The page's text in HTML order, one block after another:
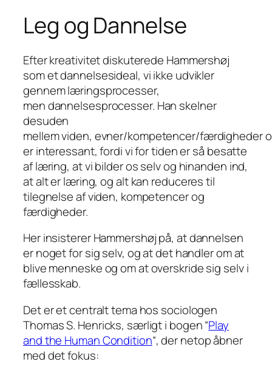
Leg og Dannelse
Efter kreativitet diskuterede Hammershøj
som et dannelsesideal, vi ikke udvikler
gennem læringsprocesser,
mendannelsesprocesser. Han skelner
desuden
mellemviden, evner/kompetencer/færdigheder
er interessant, fordi vi for tiden er så besatte
aflæring, at vi bilder os selv og hinanden ind,
atalter læring, og alt kan reduceres til
tilegnelse af viden, kompetencer og
færdigheder.
Her insisterer Hammershøj på, at dannelsen
er noget for sig selv, og at det handler om at
blive menneske og om at overskride sig selv i
fællesskab.
Det er et centralt tema hos sociologen
Thomas S. Henricks, særligt i bogen “Play
and the Human Condition“, der netop åbner
med det fokus: